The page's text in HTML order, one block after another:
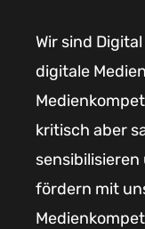
Wir sind
digitale
kritisch aber
sensibilisieren
fördern mit